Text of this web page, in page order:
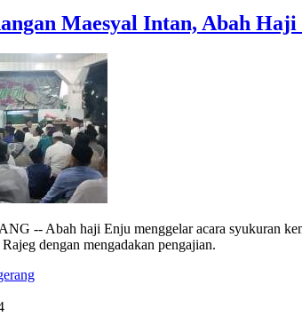
Maesyal Intan, Abah
-- Abah haji Enju menggelar acara syukuran
dengan mengadakan pengajian.